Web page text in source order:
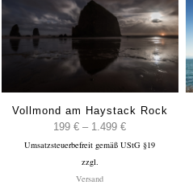
Vollmond am Haystack Rock
199€ – 1.499€Preisspanne:
199 €
Umsatzsteuerbefreit gemäß UStG §19
zzgl.
Versand